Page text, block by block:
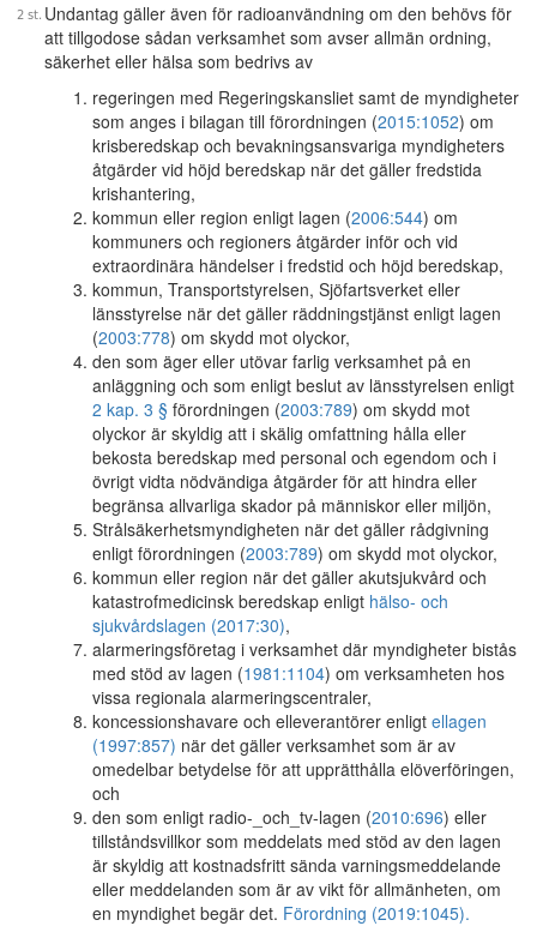
Undantag gäller även för radioanvändning om den behövs för
att tillgodose sådan verksamhet som avser allmän ordning,
säkerhet eller hälsa som bedrivs av
regeringen med Regeringskansliet samt de myndigheter
som anges i bilagan till förordningen (2015:1052) om
krisberedskap och bevakningsansvariga myndigheters
åtgärder vid höjd beredskap när det gäller fredstida
krishantering,
kommun eller region enligt lagen (2006:544) om
kommuners och regioners åtgärder inför och vid
extraordinära händelser i fredstid och höjd beredskap,
kommun, Transportstyrelsen, Sjöfartsverket eller
länsstyrelse när det gäller räddningstjänst enligt lagen
(2003:778) om skydd mot olyckor,
den som äger eller utövar farlig verksamhet på en
anläggning och som enligt beslut av länsstyrelsen enligt
2 kap. 3 § förordningen (2003:789) om skydd mot
olyckor är skyldig att i skälig omfattning hålla eller
bekosta beredskap med personal och egendom och i
övrigt vidta nödvändiga åtgärder för att hindra eller
begränsa allvarliga skador på människor eller miljön,
Strålsäkerhetsmyndigheten när det gäller rådgivning
enligt förordningen (2003:789) om skydd mot olyckor,
kommun eller region när det gäller akutsjukvård och
katastrofmedicinsk beredskap enligt hälso- och
sjukvårdslagen (2017:30),
alarmeringsföretag i verksamhet där myndigheter bistås
med stöd av lagen (1981:1104) om verksamheten hos
vissa regionala alarmeringscentraler,
koncessionshavare och elleverantörer enligt ellagen
(1997:857) när det gäller verksamhet som är av
omedelbar betydelse för att upprätthålla elöverföringen,
och
den som enligt radio-_och_tv-lagen (2010:696) eller
tillståndsvillkor som meddelats med stöd av den lagen
är skyldig att kostnadsfritt sända varningsmeddelande
eller meddelanden som är av vikt för allmänheten, om
en myndighet begär det. Förordning (2019:1045).